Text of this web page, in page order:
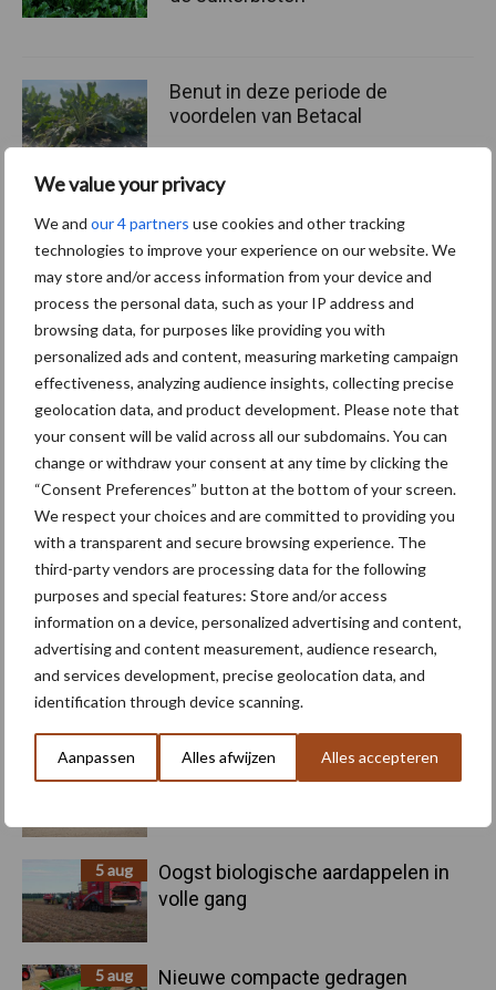
We value your privacy
We and our 4 partners use cookies and other tracking
technologies to improve your experience on our website. We
may store and/or access information from your device and
process the personal data, such as your IP address and
browsing data, for purposes like providing you with
personalized ads and content, measuring marketing campaign
effectiveness, analyzing audience insights, collecting precise
geolocation data, and product development. Please note that
your consent will be valid across all our subdomains. You can
change or withdraw your consent at any time by clicking the
“Consent Preferences” button at the bottom of your screen.
We respect your choices and are committed to providing you
with a transparent and secure browsing experience. The
third-party vendors are processing data for the following
purposes and special features: Store and/or access
information on a device, personalized advertising and content,
advertising and content measurement, audience research,
and services development, precise geolocation data, and
identification through device scanning.
Aanpassen Alles afwijzen Alles accepteren
Primaire
Sidebar
Recent nieuws Partner nieuws
6 aug
"Hoge verwachtingen van schijven
5 aug
Oogst biologische aardappelen in
volle gang
5 aug
Nieuwe compacte gedragen
Benut in deze periode de
voordelen van Betacal
Themapagina's
Machines Duurzaamheid
Aardappelen
oogsten
Graan oogsten
Toon meer